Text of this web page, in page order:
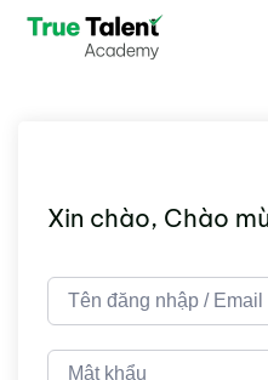
Xin chào, Chào